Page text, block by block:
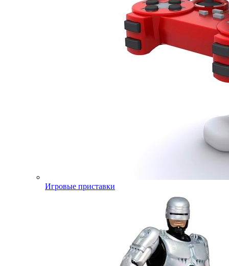
Игровые приставки